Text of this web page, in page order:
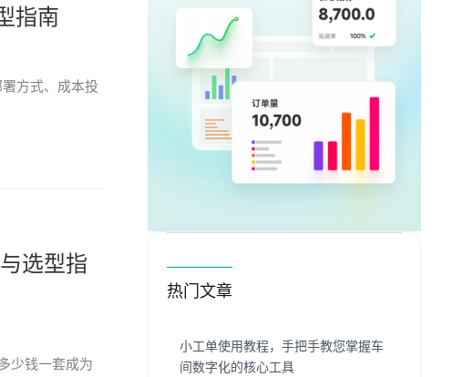
指南
方式、成本投
选型指
少钱一套成为
热门文章
小工单使用教程，手把手教您掌握车
间数字化的核心工具